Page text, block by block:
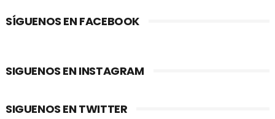
SÍGUENOS EN FACEBOOK
SIGUENOS EN INSTAGRAM
SIGUENOS EN TWITTER